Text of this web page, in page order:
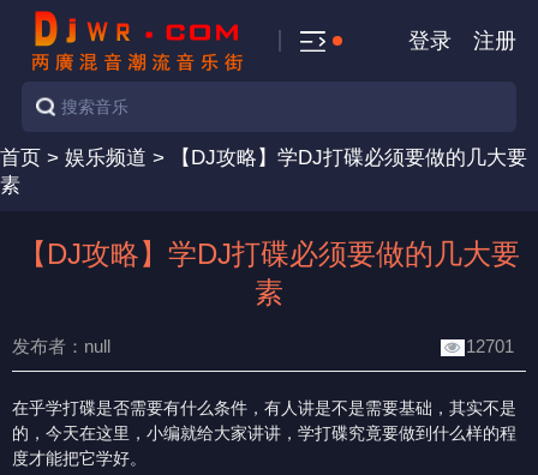
登录 注册
首页 > 娱乐频道 >
【DJ攻略】学DJ打碟必须要做的几大要
素
【DJ攻略】学DJ打碟必须要做的几大要
素
发布者：null 12701
在乎学打碟是否需要有什么条件，有人讲是不是需要基础，其实不是
的，今天在这里，小编就给大家讲讲，学打碟究竟要做到什么样的程
度才能把它学好。